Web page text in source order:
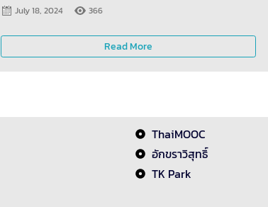
July 18, 2024 366
Read More
ThaiMOOC
อักขราวิสุทธิ์
TK Park